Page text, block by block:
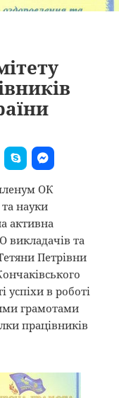
ОК
науки
активна
викладачів та
Петрівни
успіхи в роботі
грамотами
працівників